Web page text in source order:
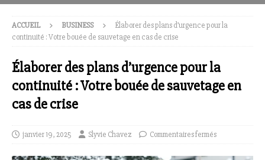
ACCUEIL BUSINESS
Élaborer des plans d’urgence pour la
continuité : Votre bouée de sauvetage en cas de crise
Élaborer des plans d’urgence pour la
continuité : Votre bouée de sauvetage en
cas de crise
janvier 19, 2025 Slyvie Chavez Commentaires fermés